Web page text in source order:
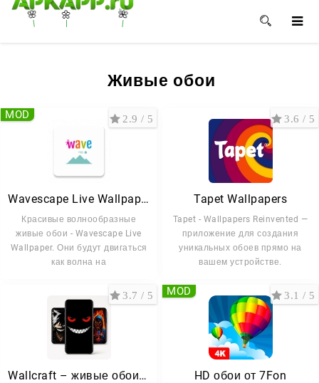
🌸 🌼 🌺
Живые обои
Wavescape Live Wallpaper FULL
Красивые волнообразные
живые обои - Wavescape Live
Wallpaper. Они будут двигаться
как волна на
2.9 / 5
MOD
Tapet Wallpapers
Tapet - Wallpapers Reinvented —
приложение для создания
уникальных обоев прямо на
вашем устройстве.
3.6 / 5
Wallcraft – живые обои HD
3.7 / 5
HD обои от 7Fon
3.1 / 5
MOD